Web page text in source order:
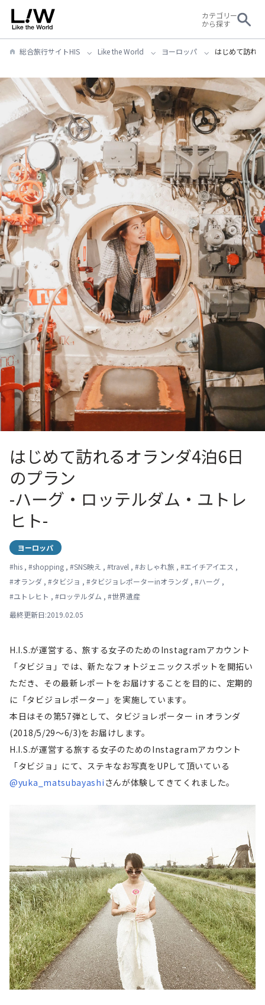
カテゴリー
から探す
総合旅行サイトHIS Like the World ヨーロッパ はじめて訪れ
はじめて訪れるオランダ4泊6日
のプラン
-ハーグ・ロッテルダム・ユトレ
ヒト-
ヨーロッパ
#his , #shopping , #SNS映え , #travel , #おしゃれ旅 , #エイチアイエス ,
#オランダ , #タビジョ , #タビジョレポーターinオランダ , #ハーグ ,
#ユトレヒト , #ロッテルダム , #世界遺産
最終更新日:2019.02.05
H.I.S.が運営する、旅する女子のためのInstagramアカウント
「タビジョ」では、新たなフォトジェニックスポットを開拓い
ただき、その最新レポートをお届けすることを目的に、定期的
に「タビジョレポーター」を実施しています。
本日はその第57弾として、タビジョレポーター in オランダ
(2018/5/29～6/3)をお届けします。
H.I.S.が運営する旅する女子のためのInstagramアカウント
「タビジョ」にて、ステキなお写真をUPして頂いている
@yuka_matsubayashi さんが体験してきてくれました。